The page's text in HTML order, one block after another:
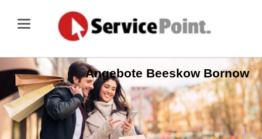
Angebote Beeskow Bornow